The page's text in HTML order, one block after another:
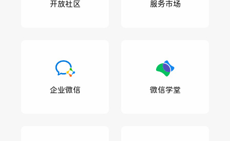
开放社区 服务市场
企业微信 微信学堂